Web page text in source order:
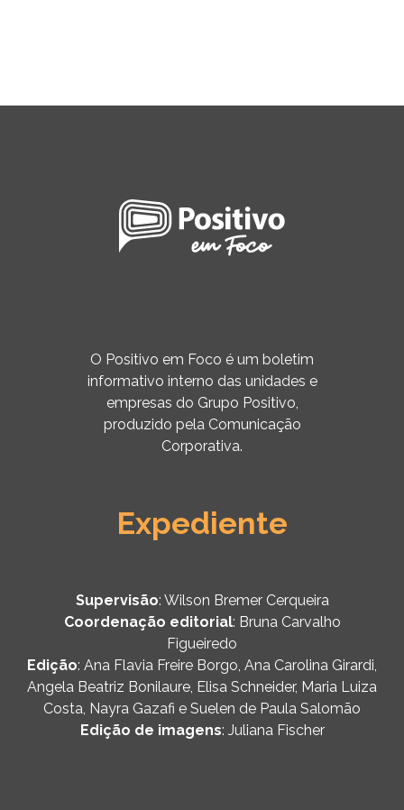
O Positivo em Foco é um boletim
informativo interno das unidades e
empresas do Grupo Positivo,
produzido pela Comunicação
Corporativa.
Expediente
Supervisão: Wilson Bremer Cerqueira
Coordenação editorial: Bruna Carvalho
Figueiredo
Edição: Ana Flavia Freire Borgo, Ana Carolina Girardi,
Angela Beatriz Bonilaure, Elisa Schneider, Maria Luiza
Costa, Nayra Gazafi e Suelen de Paula Salomão
Edição de imagens: Juliana Fischer